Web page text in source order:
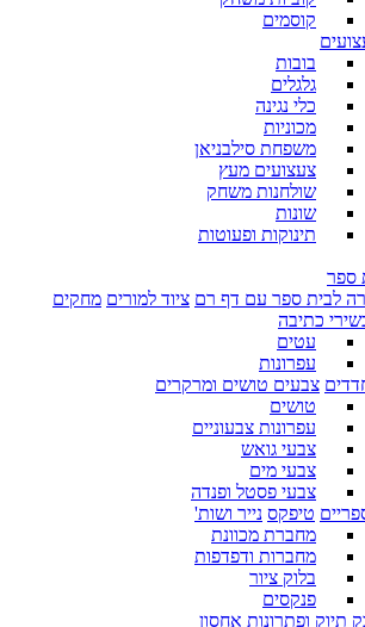
קוסמים
בובות
גלגלים
כלי נגינה
מכוניות
משפחת סילבניאן
צעצועים מעץ
שולחנות משחק
שונות
תינוקות ופעוטות
ספר
לבית ספר עם דף רם ציוד למורים מחקים
כתיבה
עטים
עפרונות
צבעים טושים ומרקרים
טושים
עפרונות צבעוניים
צבעי גואש
צבעי מים
צבעי פסטל ופנדה
טיפקס נייר ושות'
מחברת מכוונת
מחברות ודפדפות
בלוק ציור
פנקסים
תיוק ופתרונות אחסון